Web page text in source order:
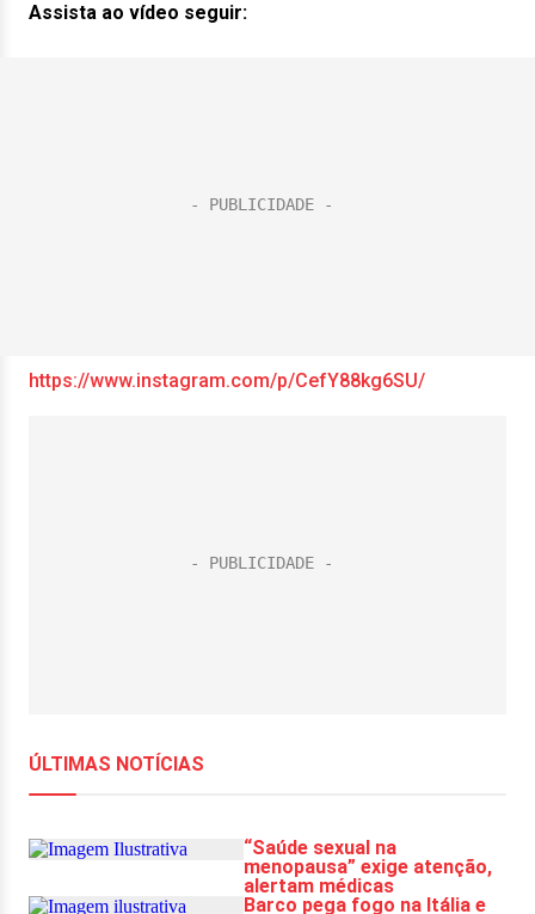
Assista ao vídeo seguir:
https://www.instagram.com/p/CefY88kg6SU/